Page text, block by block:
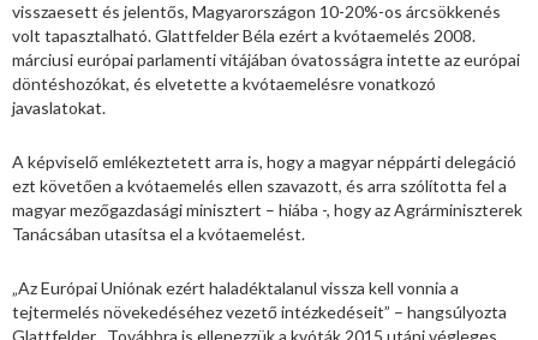
visszaesett és jelentős, Magyarországon 10-20%-os árcsökkenés
volt tapasztalható. Glattfelder Béla ezért a kvótaemelés 2008.
márciusi európai parlamenti vitájában óvatosságra intette az európai
döntéshozókat, és elvetette a kvótaemelésre vonatkozó
javaslatokat.
A képviselő emlékeztetett arra is, hogy a magyar néppárti delegáció
ezt követően a kvótaemelés ellen szavazott, és arra szólította fel a
magyar mezőgazdasági minisztert – hiába -, hogy az Agrárminiszterek
Tanácsában utasítsa el a kvótaemelést.
„Az Európai Uniónak ezért haladéktalanul vissza kell vonnia a
tejtermelés növekedéséhez vezető intézkedéseit” – hangsúlyozta
Glattfelder. „Továbbra is ellenezzük a kvóták 2015 utáni végleges